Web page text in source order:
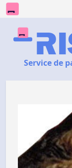
Service de